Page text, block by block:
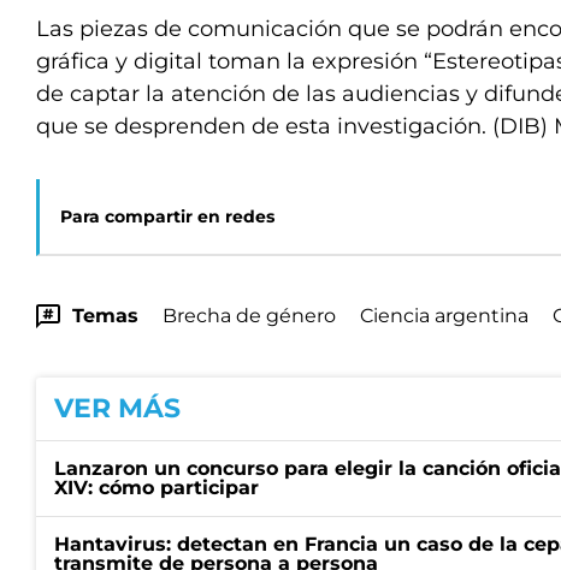
Las piezas de comunicación que se podrán
gráfica y digital toman la expresión
de captar la atención de las audiencias y
que se desprenden de esta investigación. (DIB)
Para compartir en redes
Temas Brecha de género Ciencia argentina
VER MÁS
Lanzaron un concurso para elegir la canción
XIV: cómo participar
Hantavirus: detectan en Francia un caso de la
transmite de persona a persona